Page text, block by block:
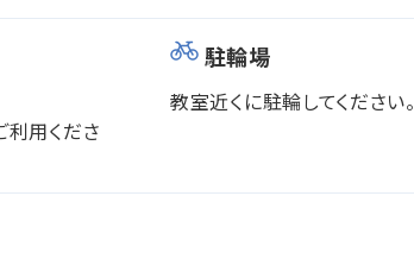
用くださ
駐輪場
教室近くに駐輪してください